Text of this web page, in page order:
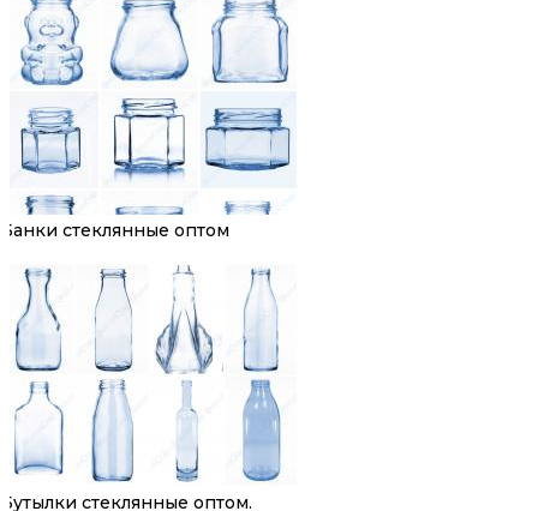
Банки стеклянные оптом
Бутылки стеклянные оптом.